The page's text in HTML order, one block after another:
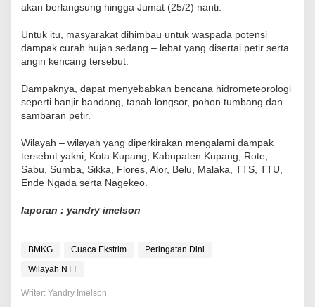
akan berlangsung hingga Jumat (25/2) nanti.
Untuk itu, masyarakat dihimbau untuk waspada potensi
dampak curah hujan sedang – lebat yang disertai petir serta
angin kencang tersebut.
Dampaknya, dapat menyebabkan bencana hidrometeorologi
seperti banjir bandang, tanah longsor, pohon tumbang dan
sambaran petir.
Wilayah – wilayah yang diperkirakan mengalami dampak
tersebut yakni, Kota Kupang, Kabupaten Kupang, Rote,
Sabu, Sumba, Sikka, Flores, Alor, Belu, Malaka, TTS, TTU,
Ende Ngada serta Nagekeo.
laporan : yandry imelson
BMKG Cuaca Ekstrim
Peringatan Dini
Wilayah NTT
Writer: Yandry Imelson